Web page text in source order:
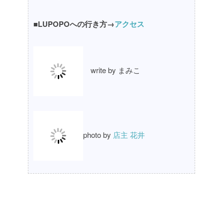
■LUPOPOへの行き方→アクセス
write by まみこ
photo by 店主 花井